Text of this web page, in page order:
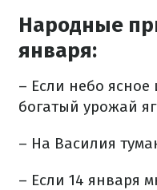
Народные
января:
– Если небо ясное
богатый урожай
– На Василия
– Если 14 января